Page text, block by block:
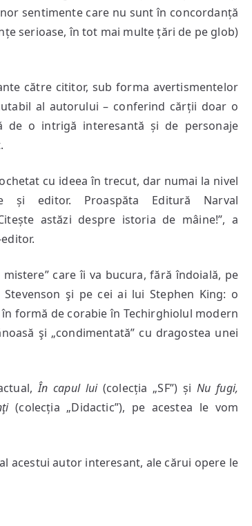
sentimente care nu sunt în concordanță
serioase, în tot mai multe țări de pe glob)
către cititor, sub forma avertismentelor
al autorului – conferind cărții doar o
de o intrigă interesantă și de personaje
cu ideea în trecut, dar numai la nivel
și editor. Proaspăta Editură Narval
astăzi despre istoria de mâine!”, a
care îi va bucura, fără îndoială, pe
şi pe cei ai lui Stephen King: o
formă de corabie în Techirghiolul modern
şi „condimentată” cu dragostea unei
În capul lui(colecția „SF”) șiNu fugi,
(colecția „Didactic”), pe acestea le vom
acestui autor interesant, ale cărui opere le